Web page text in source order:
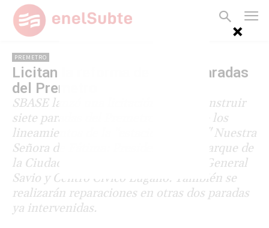
PREMETRO
Licitan la reforma de varias paradas
del Premetro
SBASE lanzó una licitación para reconstruir
siete paradas del Premetro siguiendo los
lineamientos de la "estación modelo" Nuestra
Señora de Fátima: Presidente Illia, Parque de
la Ciudad, Escalada, Pola, Ana Díaz, General
Savio y Centro Cívico Lugano. También se
realizarán reparaciones en otras dos paradas
ya intervenidas.